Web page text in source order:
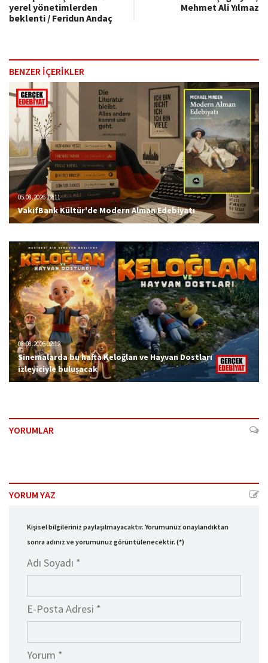
yerel yönetimlerden
beklenti / Feridun Andaç
Mehmet Ali Yılmaz
BENZER İÇERİKLER
05.08.2026 12:11
VakıfBank Kültür'de Modern Alman Edebiyatı
08.08.2026 02:12
Sinemalarda bu hafta Keloğlan ve Hayvan Dostları
izleyiciyle buluşacak
YORUMLAR
YORUM YAZ
Kişisel bilgileriniz paylaşılmayacaktır. Yorumunuz onaylandıktan
sonra adınız ve yorumunuz görüntülenecektir. (*)
Adı Soyadı *
E-Posta Adresi *
Yorum *